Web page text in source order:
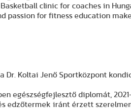
clinic for coaches in
passion for fitness education
Dr. Koltai Jenő Sportközpont
egészségfejlesztő diplomát,
edzőtermek iránt érzett